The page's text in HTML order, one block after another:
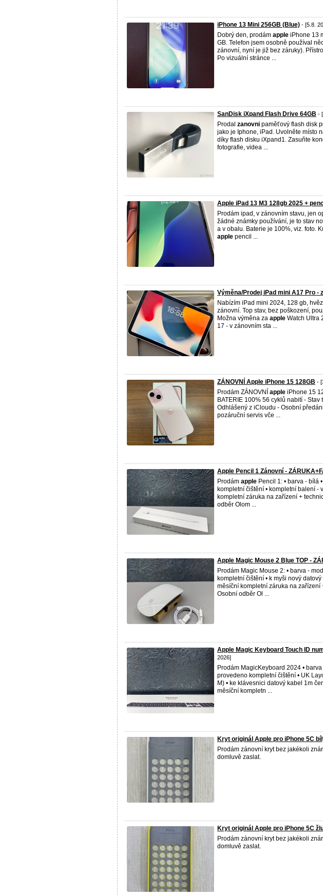
iPhone 13 Mini 256GB (Blue) - [5.8.
Dobrý den, prodám apple iPhone 13
GB. Telefon jsem osobně používal
zánovní, nyní je již bez záruky).
Po vizuální stránce ...
SanDisk iXpand Flash Drive 64GB -
Prodal zanovni paměťový flash disk
jako je Iphone, iPad. Uvolněte místo
díky flash disku iXpand1. Zasuňte
fotografie, videa ...
Apple iPad 13 M3 128gb 2025 +
Prodám ipad, v zánovním stavu, jen
žádné známky používání, je to stav
a v obalu. Baterie je 100%, viz. foto.
apple pencil ...
Výměna/Prodej iPad mini A17 Pro -
Nabízím iPad mini 2024, 128 gb,
zánovní. Top stav, bez poškození,
Možna výměna za apple Watch Ultra
17 - v zánovním sta ...
ZÁNOVNÍ Apple iPhone 15 128GB -
Prodám ZÁNOVNÍ apple iPhone 15
BATERIE 100% 56 cyklů nabití -
Odhlášený z iCloudu - Osobní
pozáruční servis vče ...
Apple Pencil 1 Zánovní -
Prodám apple Pencil 1: • barva - bílá
kompletní čištění • kompletní balení -
kompletní záruka na zařízení +
odběr Olom ...
Apple Magic Mouse 2 Blue TOP -
Prodám Magic Mouse 2: • barva -
kompletní čištění • k myši nový
měsíční kompletní záruka na
Osobní odběr Ol ...
Apple Magic Keyboard Touch ID
2026]
Prodám MagicKeyboard 2024 •
provedeno kompletní čištění • UK
M) • ke klávesnici datový kabel 1m
měsíční kompletn ...
Kryt originál Apple pro iPhone 5C
Prodám zánovní kryt bez jakékoli
domluvě zaslat.
Kryt originál Apple pro iPhone 5C
Prodám zánovní kryt bez jakékoli
domluvě zaslat.